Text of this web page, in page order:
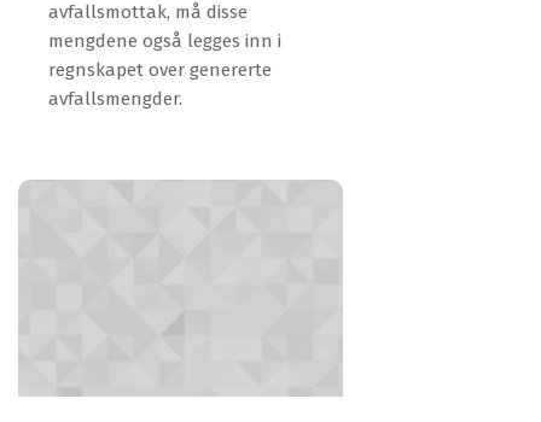
avfallsmottak, må disse
mengdene også legges inn i
regnskapet over genererte
avfallsmengder.